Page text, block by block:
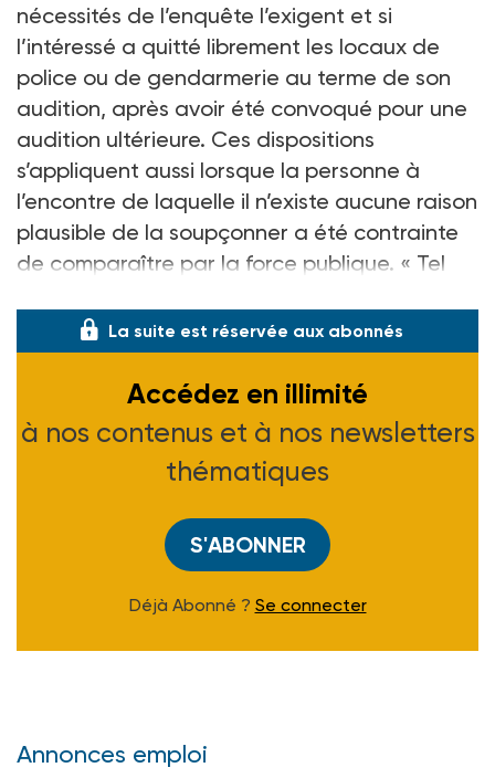
nécessités de l’enquête l’exigent et si
l’intéressé a quitté librement les locaux de
police ou de gendarmerie au terme de son
audition, après avoir été convoqué pour une
audition ultérieure. Ces dispositions
s’appliquent aussi lorsque la personne à
l’encontre de laquelle il n’existe aucune raison
plausible de la soupçonner a été contrainte
de comparaître par la force publique. « Tel
La suite est réservée aux abonnés
Accédez en illimité
à nos contenus et à nos newsletters
thématiques
S'ABONNER
Déjà Abonné ? Se connecter
Annonces emploi